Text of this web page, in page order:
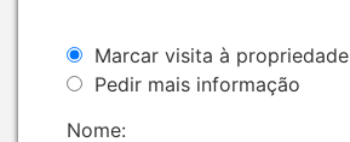
Marcar visita à propriedade
Pedir mais informação
Nome: